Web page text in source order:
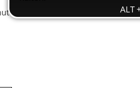
und nicht mehr 60 Minuten. Die